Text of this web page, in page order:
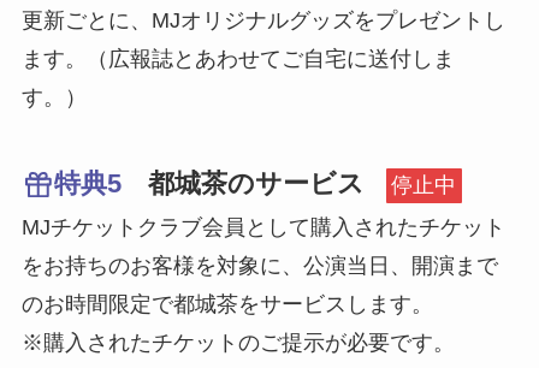
更新ごとに、MJオリジナルグッズをプレゼントし
ます。（広報誌とあわせてご自宅に送付しま
す。）
特典5 都城茶のサービス
停止中
MJチケットクラブ会員として購入されたチケット
をお持ちのお客様を対象に、公演当日、開演まで
のお時間限定で都城茶をサービスします。
※購入されたチケットのご提示が必要です。